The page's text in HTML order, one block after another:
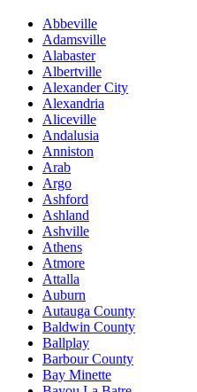
Abbeville
Adamsville
Alabaster
Albertville
Alexander City
Alexandria
Aliceville
Andalusia
Anniston
Arab
Argo
Ashford
Ashland
Ashville
Athens
Atmore
Attalla
Auburn
Autauga County
Baldwin County
Ballplay
Barbour County
Bay Minette